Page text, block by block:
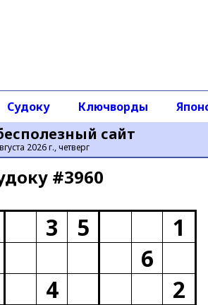
сайт
2026 г., четверг
Судоку Ключворды
#3960
3 5
1
6
4
2